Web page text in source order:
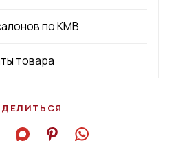
по КМВ
товара